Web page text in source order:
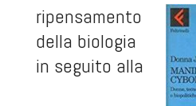
ripensamento
della biologia
in seguito alla